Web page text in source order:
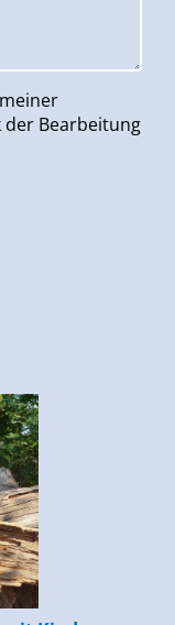
der Bearbeitung